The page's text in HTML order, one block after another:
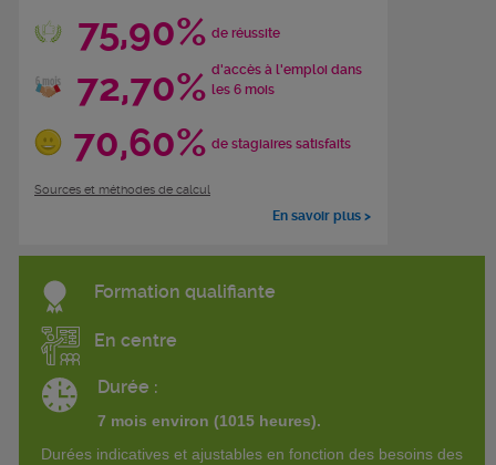
75,90% de réussite
72,70% d'accès à l'emploi dans
les 6 mois
70,60% de stagiaires satisfaits
Sources et méthodes de calcul
En savoir plus >
Formation qualifiante
En centre
Durée :
7 mois environ (1015 heures).
Durées indicatives et ajustables en fonction des besoins des